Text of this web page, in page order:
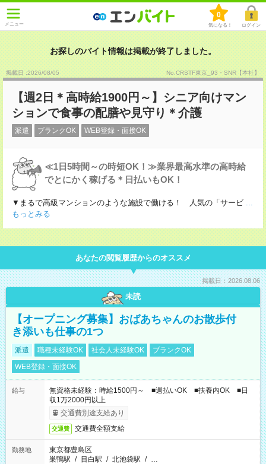
メニュー
0
気になる！ ログイン
お探しのバイト情報は掲載が終了しました。
掲載日 :2026/08/05 No.CRSTF東京_93・SNR【本社】
【週2日＊高時給1900円～】シニア向けマン
ションで食事の配膳や見守り＊介護
派遣 ブランクOK WEB登録・面接OK
≪1日5時間～の時短OK！≫業界最高水準の高時給
でとにかく稼げる＊日払いもOK！
▼まるで高級マンションのような施設で働ける！ 人気の「サービ ...
もっとみる
あなたの閲覧履歴からのオススメ
掲載日：2026.08.06
未読
【オープニング募集】おばあちゃんのお散歩付
き添いも仕事の1つ
派遣 職種未経験OK 社会人未経験OK
ブランクOK
WEB登録・面接OK
給与
無資格未経験：時給1500円～ ■週払いOK ■扶養内OK ■日
収1万2000円以上
交通費別途支給あり
交通費 交通費全額支給
勤務地
東京都豊島区
巣鴨駅 / 目白駅 / 北池袋駅 / …